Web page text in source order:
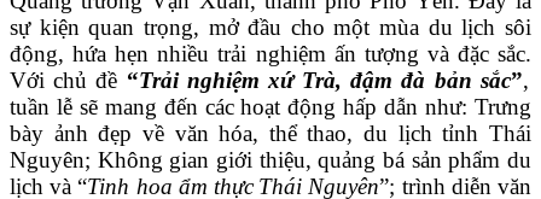
sự kiện quan trọng, mở đầu cho một mùa du lịch sôi
động, hứa hẹn nhiều trải nghiệm ấn tượng và đặc sắc.
Với chủ đề “Trải nghiệm xứ Trà, đậm đà bản sắc”,
tuần lễ sẽ mang đến cáchoạt động hấp dẫn như: Trưng
bày ảnh đẹp về văn hóa, thể thao, du lịch tỉnh Thái
Nguyên; Không gian giới thiệu, quảng bá sản phẩm du
lịch và “Tinh hoa ẩm thực Thái Nguyên”; trình diễn văn